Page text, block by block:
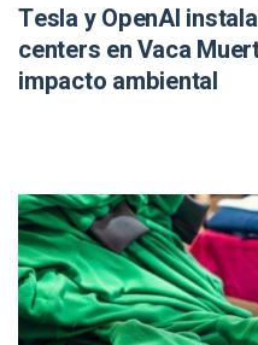
Tesla y OpenAI
centers en Vaca
impacto ambiental